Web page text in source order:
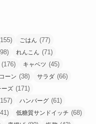
ごはん (77)
れんこん (71)
(176) キャベツ (45)
コーン (38) サラダ (66)
ーズ (171)
ハンバーグ (61)
低糖質サンドイッチ (68)